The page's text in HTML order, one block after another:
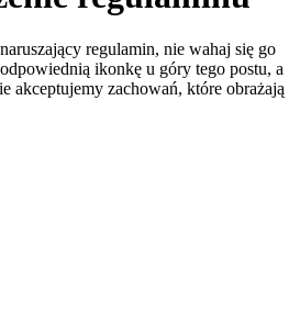
regulamin, nie wahaj się go
ikonkę u góry tego postu, a
akceptujemy zachowań, które obrażają